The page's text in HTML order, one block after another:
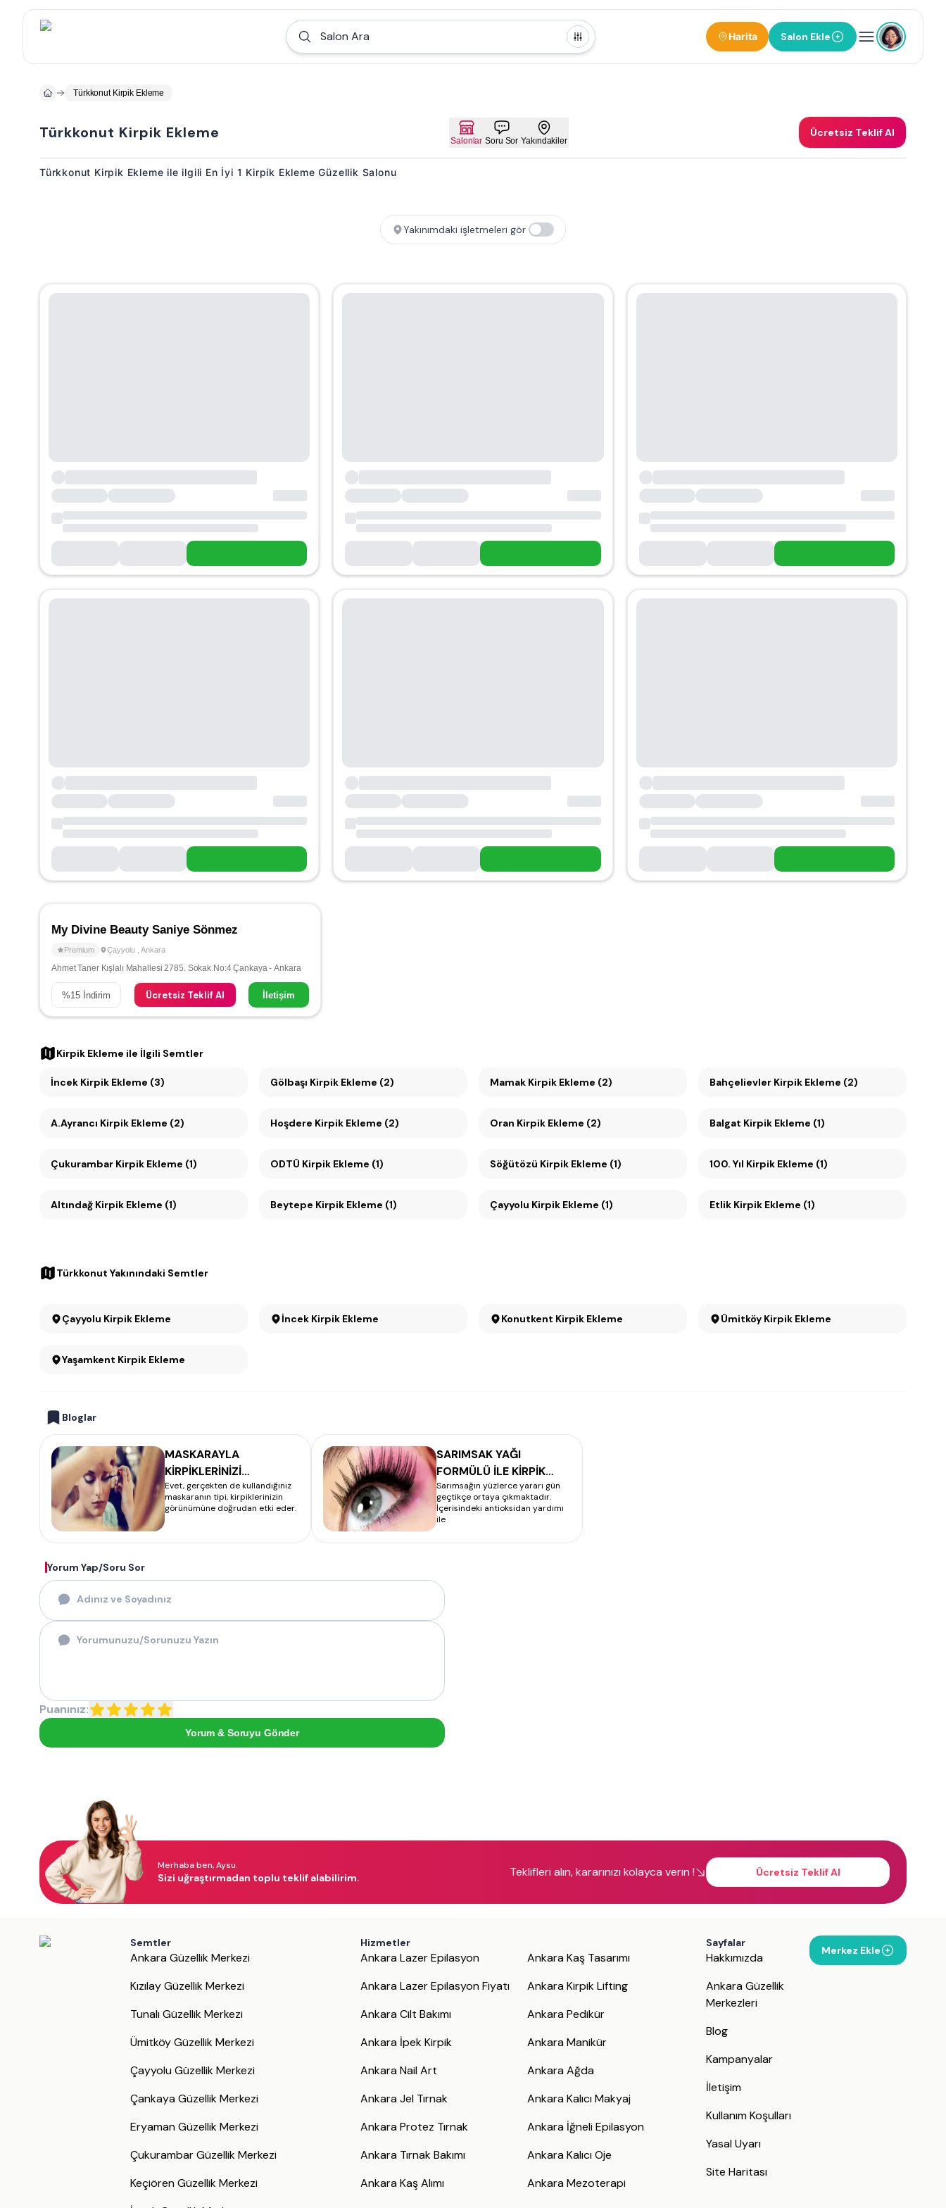
Salon Ara Harita Salon Ekle
Türkkonut Kirpik Ekleme
Türkkonut Kirpik Ekleme Salonlar Soru Sor Yakındakiler
Ücretsiz Teklif Al
Türkkonut Kirpik Ekleme ile ilgili En İyi 1 Kirpik Ekleme Güzellik Salonu
Yakınımdaki işletmeleri gör
My Divine Beauty Saniye Sönmez
Premium Çayyolu Ankara
Ahmet Taner Kışlalı Mahallesi 2785. Sokak No:4 Çankaya - Ankara
%15 İndirim Ücretsiz Teklif Al İletişim
Kirpik Ekleme ile İlgili Semtler
İncek Kirpik Ekleme (3) Gölbaşı Kirpik Ekleme (2) Mamak Kirpik Ekleme (2) Bahçelievler Kirpik Ekleme (2)
A.Ayrancı Kirpik Ekleme (2) Hoşdere Kirpik Ekleme (2) Oran Kirpik Ekleme (2) Balgat Kirpik Ekleme (1)
Çukurambar Kirpik Ekleme (1) ODTÜ Kirpik Ekleme (1) Söğütözü Kirpik Ekleme (1) 100. Yıl Kirpik Ekleme (1)
Altındağ Kirpik Ekleme (1) Beytepe Kirpik Ekleme (1) Çayyolu Kirpik Ekleme (1) Etlik Kirpik Ekleme (1)
Türkkonut Yakınındaki Semtler
Çayyolu Kirpik Ekleme İncek Kirpik Ekleme Konutkent Kirpik Ekleme Ümitköy Kirpik Ekleme
Yaşamkent Kirpik Ekleme
Bloglar
MASKARAYLA
KİRPİKLERİNİZİ
KALINLAŞTIRMANIN
SIRRI
Evet, gerçekten de kullandığınız
maskaranın tipi, kirpiklerinizin
görünümüne doğrudan etki eder.
SARIMSAK YAĞI
FORMÜLÜ İLE KİRPİK
UZATMA
Sarımsağın yüzlerce yararı gün
geçtikçe ortaya çıkmaktadır.
İçerisindeki antioksidan yardımı
ile
Yorum Yap/Soru Sor
Puanınız:
Yorum & Soruyu Gönder
Merhaba ben, Aysu.
Sizi uğraştırmadan toplu teklif alabilirim. Teklifleri alın, kararınızı kolayca verin ! Ücretsiz Teklif Al
Semtler
Ankara Güzellik Merkezi
Kızılay Güzellik Merkezi
Tunalı Güzellik Merkezi
Ümitköy Güzellik Merkezi
Çayyolu Güzellik Merkezi
Çankaya Güzellik Merkezi
Eryaman Güzellik Merkezi
Çukurambar Güzellik Merkezi
Keçiören Güzellik Merkezi
Hizmetler
Ankara Lazer Epilasyon
Ankara Lazer Epilasyon Fiyatı
Ankara Cilt Bakımı
Ankara İpek Kirpik
Ankara Nail Art
Ankara Jel Tırnak
Ankara Protez Tırnak
Ankara Tırnak Bakımı
Ankara Kaş Alımı
Ankara Kaş Tasarımı
Ankara Kirpik Lifting
Ankara Pedikür
Ankara Manikür
Ankara Ağda
Ankara Kalıcı Makyaj
Ankara İğneli Epilasyon
Ankara Kalıcı Oje
Ankara Mezoterapi
Sayfalar
Hakkımızda
Ankara Güzellik
Merkezleri
Blog
Kampanyalar
İletişim
Kullanım Koşulları
Yasal Uyarı
Site Haritası
Merkez Ekle